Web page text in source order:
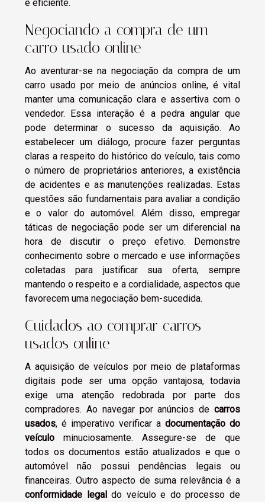
e eficiente.
Negociando a compra de um
carro usado online
Ao aventurar-se na negociação da compra de um
carro usado por meio de anúncios online, é vital
manter uma comunicação clara e assertiva com o
vendedor. Essa interação é a pedra angular que
pode determinar o sucesso da aquisição. Ao
estabelecer um diálogo, procure fazer perguntas
claras a respeito do histórico do veículo, tais como
o número de proprietários anteriores, a existência
de acidentes e as manutenções realizadas. Estas
questões são fundamentais para avaliar a condição
e o valor do automóvel. Além disso, empregar
táticas de negociação pode ser um diferencial na
hora de discutir o preço efetivo. Demonstre
conhecimento sobre o mercado e use informações
coletadas para justificar sua oferta, sempre
mantendo o respeito e a cordialidade, aspectos que
favorecem uma negociação bem-sucedida.
Cuidados ao comprar carros
usados online
A aquisição de veículos por meio de plataformas
digitais pode ser uma opção vantajosa, todavia
exige uma atenção redobrada por parte dos
compradores. Ao navegar por anúncios de carros
usados, é imperativo verificar a documentação do
veículo minuciosamente. Assegure-se de que
todos os documentos estão atualizados e que o
automóvel não possui pendências legais ou
financeiras. Outro aspecto de suma relevância é a
conformidade legaldo veículo e do processo de